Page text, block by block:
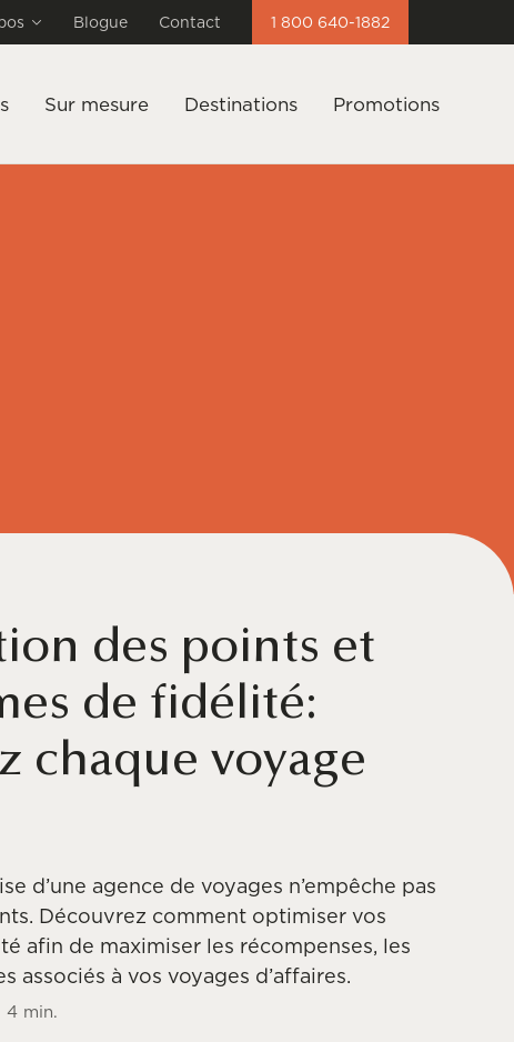
Blogue Contact 1 800 640-1882
Sur mesure Destinations Promotions
des points et
de fidélité:
chaque voyage
d’une agence de voyages n’empêche pas
Découvrez comment optimiser vos
afin de maximiser les récompenses, les
associés à vos voyages d’affaires.
4 min.